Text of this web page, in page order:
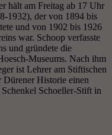
hält am Freitag ab 17 Uhr
1932), der von 1894 bis
und von 1902 bis 1926
war. Schoop verfasste
und gründete die
Museums. Nach ihm
ist Lehrer am Stiftischen
Dürener Historie einen
Schoeller-Stift in